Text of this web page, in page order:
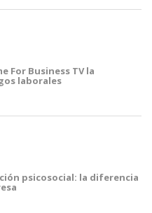
For Business TV la
laborales
psicosocial: la diferencia